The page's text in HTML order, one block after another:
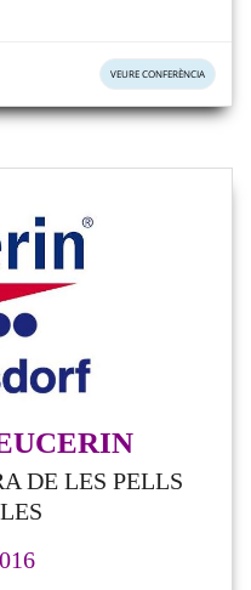
VEURE CONFERÈNCIA
DE LES PELLS